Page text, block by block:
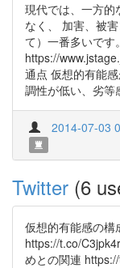
現代では、一方的
なく、 加害、被
て）一番多いです。
https://
通点 仮想的有能
調性が低い、劣等
2014-07-03
Twitter (6
仮想的有能感の構
https://t.co/
めとの関連